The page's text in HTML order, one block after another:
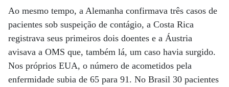
Ao mesmo tempo, a Alemanha confirmava três casos de
pacientes sob suspeição de contágio, a Costa Rica
registrava seus primeiros dois doentes e a Áustria
avisava a OMS que, também lá, um caso havia surgido.
Nos próprios EUA, o número de acometidos pela
enfermidade subia de 65 para 91. No Brasil 30 pacientes